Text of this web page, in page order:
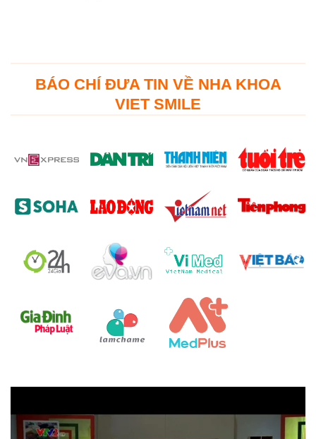
BÁO CHÍ ĐƯA TIN VỀ NHA KHOA
VIET SMILE